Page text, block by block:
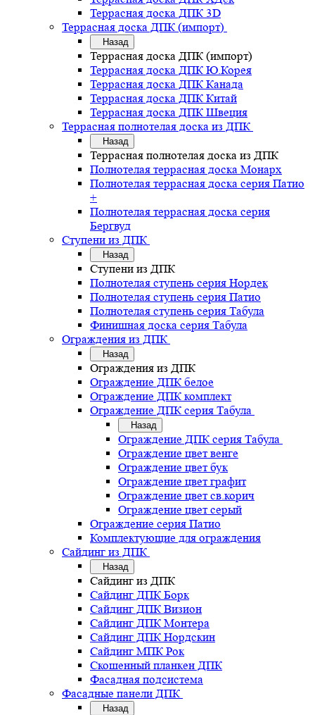
Террасная доска ДПК 3D
Террасная доска ДПК (импорт)
Назад
Террасная доска ДПК (импорт)
Террасная доска ДПК Ю.Корея
Террасная доска ДПК Канада
Террасная доска ДПК Китай
Террасная доска ДПК Швеция
Террасная полнотелая доска из ДПК
Назад
Террасная полнотелая доска из ДПК
Полнотелая террасная доска Монарх
Полнотелая террасная доска серия Патио
+
Полнотелая террасная доска серия
Бергвуд
Ступени из ДПК
Назад
Ступени из ДПК
Полнотелая ступень серия Нордек
Полнотелая ступень серия Патио
Полнотелая ступень серия Табула
Финишная доска серия Табула
Ограждения из ДПК
Назад
Ограждения из ДПК
Ограждение ДПК белое
Ограждение ДПК комплект
Ограждение ДПК серия Табула
Назад
Ограждение ДПК серия Табула
Ограждение цвет венге
Ограждение цвет бук
Ограждение цвет графит
Ограждение цвет св.корич
Ограждение цвет серый
Ограждение серия Патио
Комплектующие для ограждения
Сайдинг из ДПК
Назад
Сайдинг из ДПК
Сайдинг ДПК Борк
Сайдинг ДПК Визион
Сайдинг ДПК Монтера
Сайдинг ДПК Нордскин
Сайдинг МПК Рок
Скошенный планкен ДПК
Фасадная подсистема
Фасадные панели ДПК
Назад